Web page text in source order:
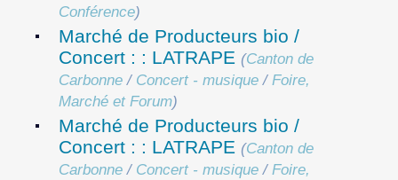
Conférence)
Marché de Producteurs bio /
Concert : : LATRAPE (Canton de
Carbonne / Concert - musique / Foire,
Marché et Forum)
Marché de Producteurs bio /
Concert : : LATRAPE (Canton de
Carbonne / Concert - musique / Foire,